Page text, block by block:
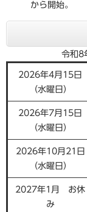
から開始。
令和8
2026年4月15日
（水曜日）
2026年7月15日
（水曜日）
2026年10月21日
（水曜日）
2027年1月 お休
み